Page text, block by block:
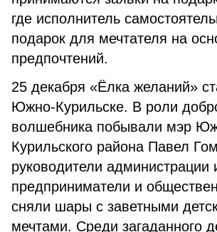
где исполнитель
подарок для мечтателя на
предпочтений.
25 декабря «Ёлка желаний»
Южно-Курильске. В роли
волшебника побывали мэр
Курильского района Павел
руководители администрации
предприниматели и
сняли шары с заветными
мечтами. Среди загаданного